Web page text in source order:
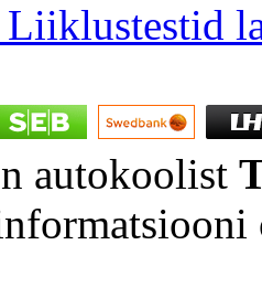
autokoolist